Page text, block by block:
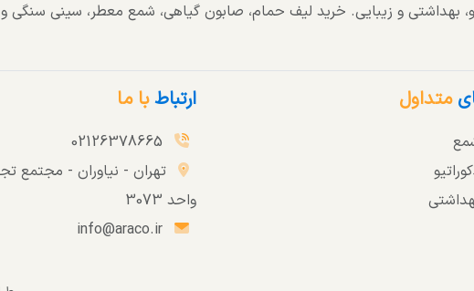
بهداشتی و زیبایی. خرید لیف حمام، صابون گیاهی، شمع معطر، سینی سنگی
متداول ارتباطبا ما
02126378665
تهران - نیاوران - مجتمع
واحد 3073
info@araco.ir